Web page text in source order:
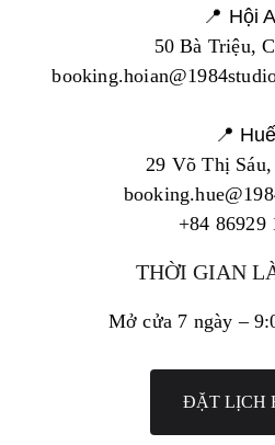
📍 Hội
50 Bà Triệu,
📍 Huế
29 Võ Thị
+84 86929
THỜI GIAN
Mở cửa 7 ngày –
ĐẶT LỊCH